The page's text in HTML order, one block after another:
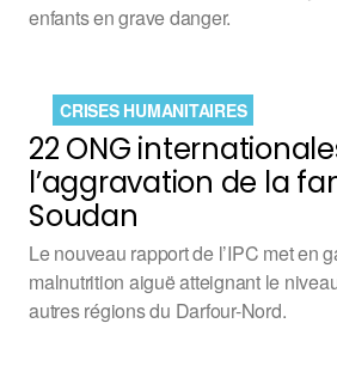
enfants en grave danger.
22 ONG
l’aggravation de la
Soudan
CRISES HUMANITAIRES
Le nouveau rapport de l’IPC met en
malnutrition aiguë atteignant le
autres régions du Darfour-Nord.